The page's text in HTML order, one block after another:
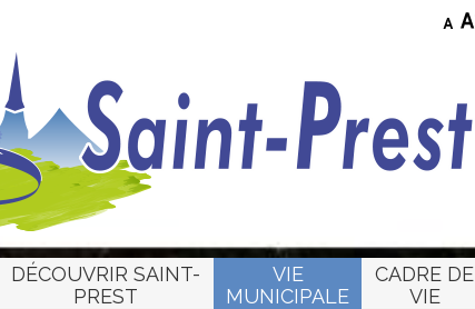
DÉCOUVRIR SAINT-
PREST
VIE
MUNICIPALE
CADRE DE
VIE